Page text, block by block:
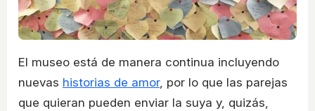
El museo está de manera continua incluyendo
nuevas historias de amor, por lo que las parejas
que quieran pueden enviar la suya y, quizás,